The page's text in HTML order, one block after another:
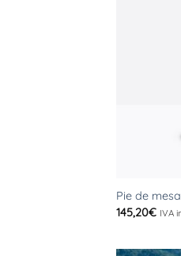
Pie de
145,20€ IVA